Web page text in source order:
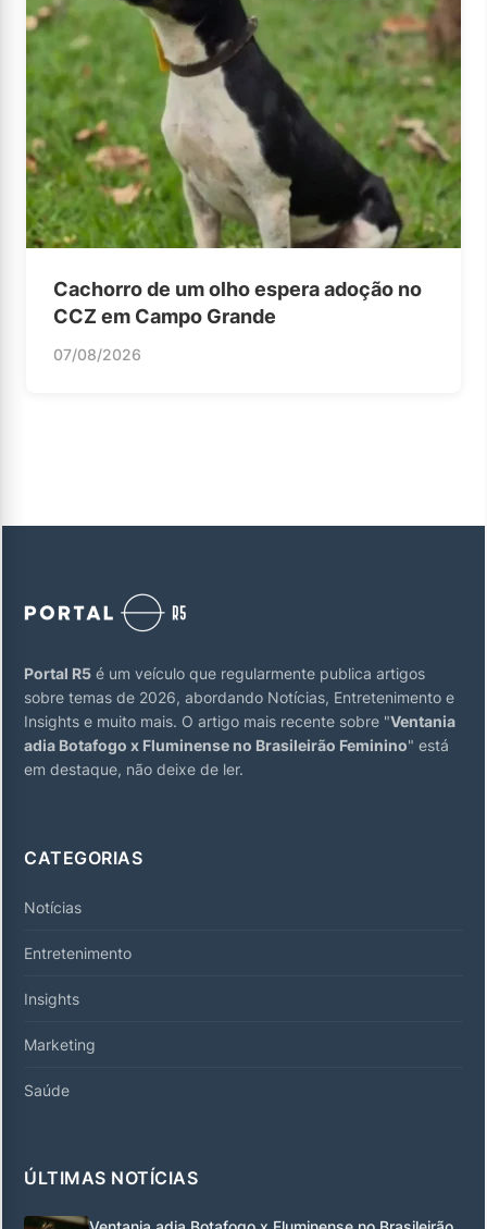
Cachorro de um olho espera adoção no
CCZ em Campo Grande
07/08/2026
Portal R5 é um veículo que regularmente publica artigos
sobre temas de 2026, abordando Notícias, Entretenimento e
Insights e muito mais. O artigo mais recente sobre "Ventania
adia Botafogo x Fluminense no Brasileirão Feminino" está
em destaque, não deixe de ler.
CATEGORIAS
Notícias
Entretenimento
Insights
Marketing
Saúde
ÚLTIMAS NOTÍCIAS